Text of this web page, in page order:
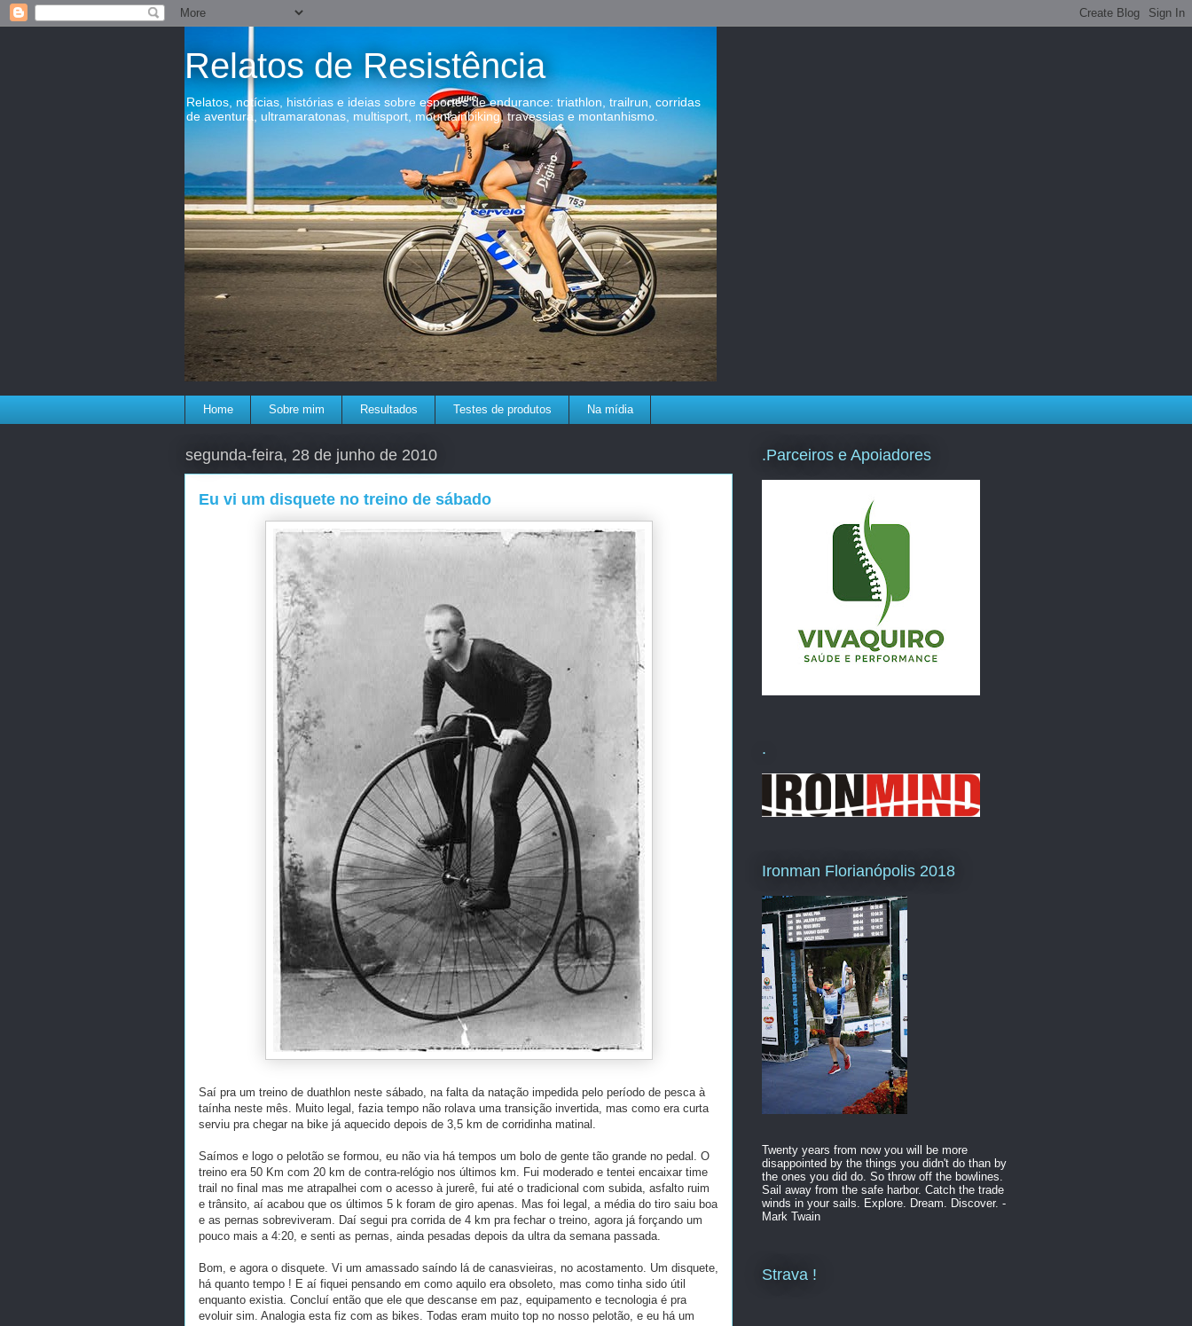
Relatos de Resistência
Relatos, notícias, histórias e ideias sobre esportes de endurance: triathlon, trailrun, corridas
de aventura, ultramaratonas, multisport, mountainbiking, travessias e montanhismo.
Home Sobre mim Resultados Testes de produtos Na mídia
segunda-feira, 28 de junho de 2010
Eu vi um disquete no treino de sábado
Saí pra um treino de duathlon neste sábado, na falta da natação impedida pelo período de pesca à
taínha neste mês. Muito legal, fazia tempo não rolava uma transição invertida, mas como era curta
serviu pra chegar na bike já aquecido depois de 3,5 km de corridinha matinal.
Saímos e logo o pelotão se formou, eu não via há tempos um bolo de gente tão grande no pedal. O
treino era 50 Km com 20 km de contra-relógio nos últimos km. Fui moderado e tentei encaixar time
trail no final mas me atrapalhei com o acesso à jurerê, fui até o tradicional com subida, asfalto ruim
e trânsito, aí acabou que os últimos 5 k foram de giro apenas. Mas foi legal, a média do tiro saiu boa
e as pernas sobreviveram. Daí segui pra corrida de 4 km pra fechar o treino, agora já forçando um
pouco mais a 4:20, e senti as pernas, ainda pesadas depois da ultra da semana passada.
Bom, e agora o disquete. Vi um amassado saíndo lá de canasvieiras, no acostamento. Um disquete,
há quanto tempo ! E aí fiquei pensando em como aquilo era obsoleto, mas como tinha sido útil
enquanto existia. Concluí então que ele que descanse em paz, equipamento e tecnologia é pra
evoluir sim. Analogia esta fiz com as bikes. Todas eram muito top no nosso pelotão, e eu há um
.Parceiros e Apoiadores
.
Ironman Florianópolis 2018
Twenty years from now you will be more
disappointed by the things you didn't do than by
the ones you did do. So throw off the bowlines.
Sail away from the safe harbor. Catch the trade
winds in your sails. Explore. Dream. Discover. -
Mark Twain
Strava !